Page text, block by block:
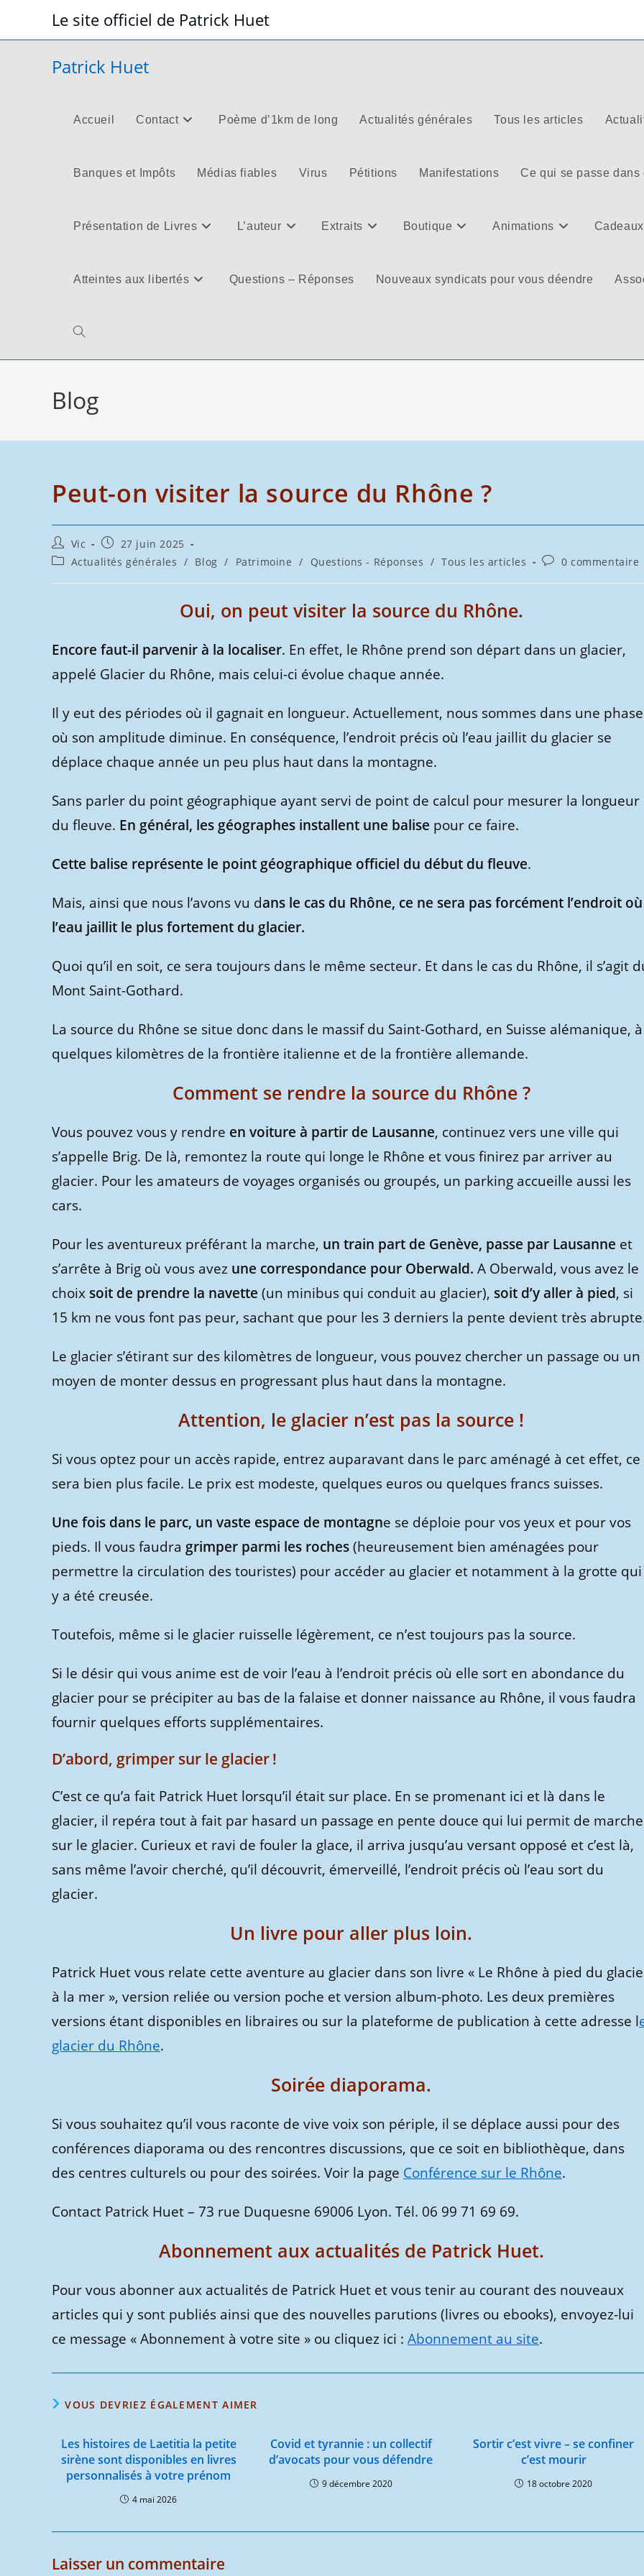
content
Le site officiel de Patrick Huet
Patrick Huet
Accueil Contact Poème d’1km de long Actualités générales Tous les articles
Banques et Impôts Médias fiables Virus Pétitions Manifestations Ce qui se passe dans
Présentation de Livres L’auteur Extraits Boutique Animations Cadeaux
Atteintes aux libertés Questions – Réponses Nouveaux syndicats pour vous déendre
Toggle
search
Blog
Peut-on visiter la source du Rhône ?
Auteur/autrice
de
la
publication :
Vic
Publication
publiée :
27 juin 2025
PostActualités générales / Blog / Patrimoine / Questions - Réponses / Tous les articles
Commentaires
la
0 commentaire
Oui, on peut visiter la source du Rhône.
Encore faut-il parvenir à la localiser. En effet, le Rhône prend son départ dans un glacier,
appelé Glacier du Rhône, mais celui-ci évolue chaque année.
Il y eut des périodes où il gagnait en longueur. Actuellement, nous sommes dans une phase
où son amplitude diminue. En conséquence, l’endroit précis où l’eau jaillit du glacier se
déplace chaque année un peu plus haut dans la montagne.
Sans parler du point géographique ayant servi de point de calcul pour mesurer la longueur
du fleuve. En général, les géographes installent une balise pour ce faire.
Cette balise représente le point géographique officiel du début du fleuve.
Mais, ainsi que nous l’avons vu dans le cas du Rhône, ce ne sera pas forcément l’endroit où
l’eau jaillit le plus fortement du glacier.
Quoi qu’il en soit, ce sera toujours dans le même secteur. Et dans le cas du Rhône, il s’agit
Mont Saint-Gothard.
La source du Rhône se situe donc dans le massif du Saint-Gothard, en Suisse alémanique, à
quelques kilomètres de la frontière italienne et de la frontière allemande.
Comment se rendre la source du Rhône ?
Vous pouvez vous y rendre en voiture à partir de Lausanne, continuez vers une ville qui
s’appelle Brig. De là, remontez la route qui longe le Rhône et vous finirez par arriver au
glacier. Pour les amateurs de voyages organisés ou groupés, un parking accueille aussi les
cars.
Pour les aventureux préférant la marche, un train part de Genève, passe par Lausanne et
s’arrête à Brig où vous avez une correspondance pour Oberwald. A Oberwald, vous avez le
choix soit de prendre la navette (un minibus qui conduit au glacier), soit d’y aller à pied, si
15 km ne vous font pas peur, sachant que pour les 3 derniers la pente devient très
Le glacier s’étirant sur des kilomètres de longueur, vous pouvez chercher un passage ou un
moyen de monter dessus en progressant plus haut dans la montagne.
Attention, le glacier n’est pas la source !
Si vous optez pour un accès rapide, entrez auparavant dans le parc aménagé à cet effet, ce
sera bien plus facile. Le prix est modeste, quelques euros ou quelques francs suisses.
Une fois dans le parc, un vaste espace de montagne se déploie pour vos yeux et pour vos
pieds. Il vous faudra grimper parmi les roches(heureusement bien aménagées pour
permettre la circulation des touristes) pour accéder au glacier et notamment à la grotte qui
y a été creusée.
Toutefois, même si le glacier ruisselle légèrement, ce n’est toujours pas la source.
Si le désir qui vous anime est de voir l’eau à l’endroit précis où elle sort en abondance du
glacier pour se précipiter au bas de la falaise et donner naissance au Rhône, il vous faudra
fournir quelques efforts supplémentaires.
D’abord, grimper sur le glacier !
C’est ce qu’a fait Patrick Huet lorsqu’il était sur place. En se promenant ici et là dans le
glacier, il repéra tout à fait par hasard un passage en pente douce qui lui permit de
sur le glacier. Curieux et ravi de fouler la glace, il arriva jusqu’au versant opposé et c’est là,
sans même l’avoir cherché, qu’il découvrit, émerveillé, l’endroit précis où l’eau sort du
glacier.
Un livre pour aller plus loin.
Patrick Huet vous relate cette aventure au glacier dans son livre « Le Rhône à pied du
à la mer », version reliée ou version poche et version album-photo. Les deux premières
versions étant disponibles en libraires ou sur la plateforme de publication à cette adresse l
glacier du Rhône.
Soirée diaporama.
Si vous souhaitez qu’il vous raconte de vive voix son périple, il se déplace aussi pour des
conférences diaporama ou des rencontres discussions, que ce soit en bibliothèque, dans
des centres culturels ou pour des soirées. Voir la page Conférence sur le Rhône.
Contact Patrick Huet – 73 rue Duquesne 69006 Lyon. Tél. 06 99 71 69 69.
Abonnement aux actualités de Patrick Huet.
Pour vous abonner aux actualités de Patrick Huet et vous tenir au courant des nouveaux
articles qui y sont publiés ainsi que des nouvelles parutions (livres ou ebooks), envoyez-lui
ce message « Abonnement à votre site » ou cliquez ici : Abonnement au site.
VOUS DEVRIEZ ÉGALEMENT AIMER
Les histoires de Laetitia la petite
sirène sont disponibles en livres
personnalisés à votre prénom
4 mai 2026
Covid et tyrannie : un collectif
d’avocats pour vous défendre
9 décembre 2020
Sortir c’est vivre – se confiner
c’est mourir
18 octobre 2020
Laisser un commentaire